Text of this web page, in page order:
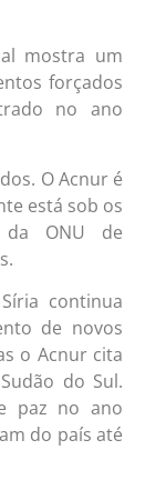
mostra um
forçados
no ano
O Acnur é
está sob os
da ONU de
continua
de novos
o Acnur cita
do Sul.
paz no ano
do país até